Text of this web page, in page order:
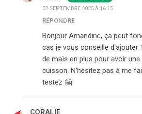
22 SEPTEMBRE 2025 À 16:15
RÉPONDRE
Bonjour Amandine, ça peut
cas je vous conseille d'ajouter
de maïs en plus pour avoir
cuisson. N'hésitez pas à me
testez 🤗
CORALIE